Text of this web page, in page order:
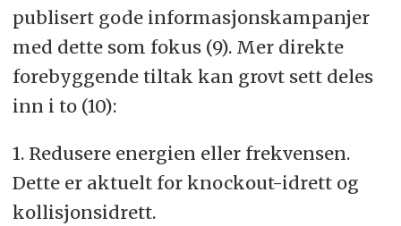
publisert gode informasjonskampanjer
med dette som fokus (9). Mer direkte
forebyggende tiltak kan grovt sett deles
inn i to (10):
1. Redusere energien eller frekvensen.
Dette er aktuelt for knockout-idrett og
kollisjonsidrett.